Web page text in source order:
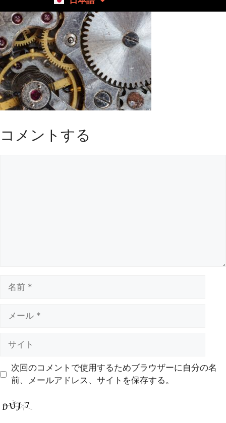
コメントする
次回のコメントで使用するためブラウザーに自分の名
前、メールアドレス、サイトを保存する。